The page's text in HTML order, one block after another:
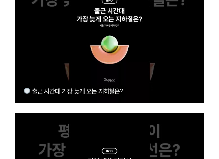
출근 시간대 가장 늦게 오는 지하철은?